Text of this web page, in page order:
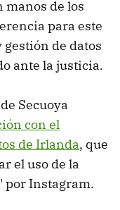
manos de los
para este
de datos
ante la justicia.
Secuoya
con el
de Irlanda, que
el uso de la
por Instagram.